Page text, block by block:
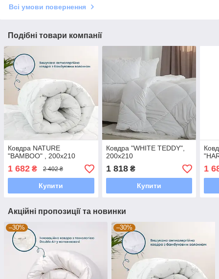
Всі умови повернення
Подібні товари компанії
Ковдра NATURE
"BAMBOO" , 200x210
1 682 ₴ 2 402 ₴
Купити
Ковдра "WHITE TEDDY",
200x210
1 818₴
Купити
1
Акційні пропозиції та новинки
–30% –30%